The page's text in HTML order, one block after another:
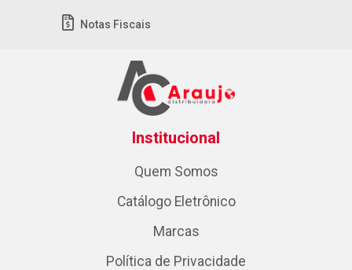
Notas Fiscais
Institucional
Quem Somos
Catálogo Eletrônico
Marcas
Política de Privacidade